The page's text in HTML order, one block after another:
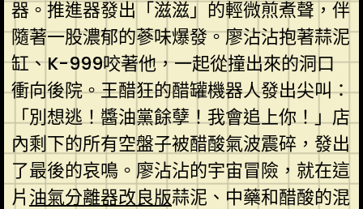
器。推進器發出「滋滋」的輕微煎煮聲，伴
隨著一股濃郁的蔘味爆發。廖沾沾抱著蒜泥
缸、K-999咬著他，一起從撞出來的洞口
衝向後院。王醋狂的醋罐機器人發出尖叫：
「別想逃！醬油黨餘孽！我會追上你！」店
內剩下的所有空盤子被醋酸氣波震碎，發出
了最後的哀鳴。廖沾沾的宇宙冒險，就在這
片油氣分離器改良版蒜泥、中藥和醋酸的混